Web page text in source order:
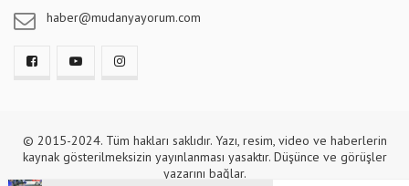
haber@mudanyayorum.com
© 2015-2024. Tüm hakları saklıdır. Yazı, resim, video ve haberlerin
kaynak gösterilmeksizin yayınlanması yasaktır. Düşünce ve görüşler
yazarını bağlar.